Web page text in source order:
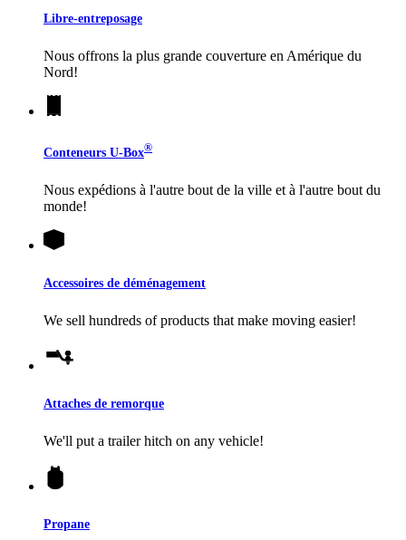
Libre-entreposage
Nous offrons la plus grande couverture en Amérique du
Nord!
Conteneurs U-Box®
Nous expédions à l'autre bout de la ville et à l'autre bout du
monde!
Accessoires de déménagement
We sell hundreds of products that make moving easier!
Attaches de remorque
We'll put a trailer hitch on any vehicle!
Propane